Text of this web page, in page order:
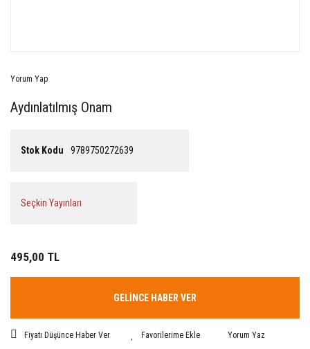
Yorum Yap
Aydınlatılmış Onam
Stok Kodu 9789750272639
Seçkin Yayınları
495,00 TL
GELİNCE HABER VER
Fiyatı Düşünce Haber Ver Yorum Yaz